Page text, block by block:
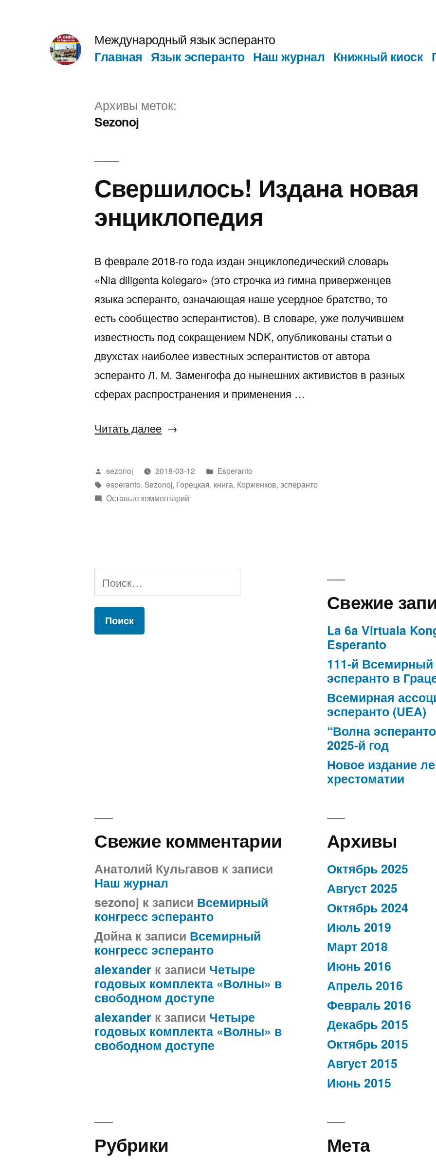
содержимому
Международный язык эсперанто
Главная Язык эсперанто Наш журнал Книжный киоск
Архивы меток:
Sezonoj
Свершилось! Издана новая
энциклопедия
В феврале 2018-го года издан энциклопедический словарь
«Nia diligenta kolegaro» (это строчка из гимна приверженцев
языка эсперанто, означающая наше усердное братство, то
есть сообщество эсперантистов). В словаре, уже получившем
известность под сокращением NDK, опубликованы статьи о
двухстах наиболее известных эсперантистов от автора
эсперанто Л. М. Заменгофа до нынешних активистов в разных
сферах распространения и применения …
Читать далее«Свершилось!
новая
энциклопедия»
Написано
автором
sezonoj 2018-03-12
Написано
в
Esperanto
Метки:
esperanto, Sezonoj, Горецкая, книга, Корженков,эсперанто
Оставьте комментарий
Найти:
Свежие
La 6a Virtuala
Esperanto
111-й Всемирный
эсперанто в
Всемирная
эсперанто (UEA)
“Волна
2025-й год
Новое издание
хрестоматии
Свежие комментарии
Анатолий Кульгавов к записи
Наш журнал
sezonoj к записи Всемирный
конгресс эсперанто
Дойна к записи Всемирный
конгресс эсперанто
alexander к записи Четыре
годовых комплекта «Волны» в
свободном доступе
alexander к записи Четыре
годовых комплекта «Волны» в
свободном доступе
Архивы
Октябрь 2025
Август 2025
Октябрь 2024
Июль 2019
Март 2018
Июнь 2016
Апрель 2016
Февраль 2016
Декабрь 2015
Октябрь 2015
Август 2015
Июнь 2015
Рубрики Мета